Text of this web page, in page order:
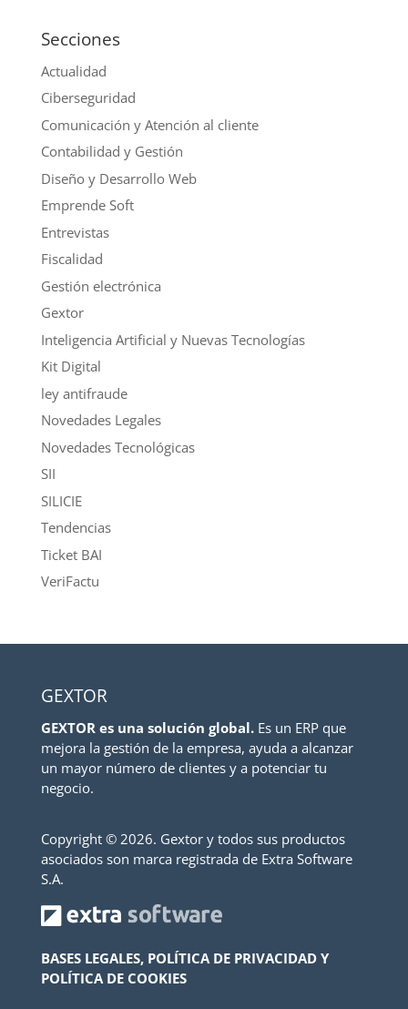
Secciones
Actualidad
Ciberseguridad
Comunicación y Atención al cliente
Contabilidad y Gestión
Diseño y Desarrollo Web
Emprende Soft
Entrevistas
Fiscalidad
Gestión electrónica
Gextor
Inteligencia Artificial y Nuevas Tecnologías
Kit Digital
ley antifraude
Novedades Legales
Novedades Tecnológicas
SII
SILICIE
Tendencias
Ticket BAI
VeriFactu
GEXTOR
GEXTOR es una solución global.Es un ERP que
mejora la gestión de la empresa, ayuda a alcanzar
un mayor número de clientes y a potenciar tu
negocio.
Copyright © 2026. Gextor y todos sus productos
asociados son marca registrada de Extra Software
S.A.
BASES LEGALES, POLÍTICA DE PRIVACIDAD Y
POLÍTICA DE COOKIES